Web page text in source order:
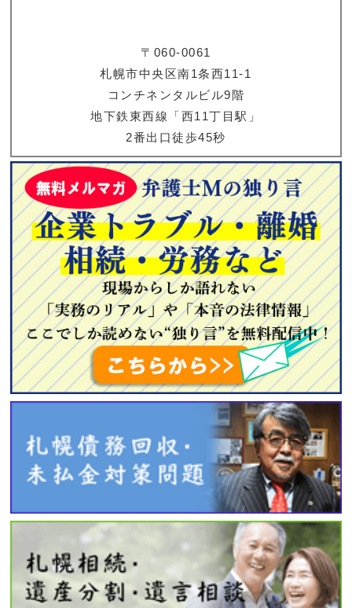
〒060-0061
札幌市中央区南1条西11-1
コンチネンタルビル9階
地下鉄東西線「西11丁目駅」
2番出口徒歩45秒